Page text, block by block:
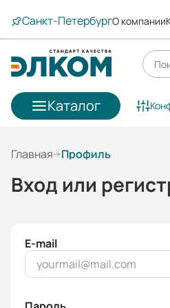
Санкт-ПетербургО компании
Каталог
Главная Профиль
Вход или
E-mail